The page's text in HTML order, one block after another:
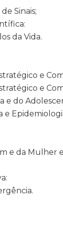
Sinais;
da Vida.
e
e
e do
e
e da Mulher